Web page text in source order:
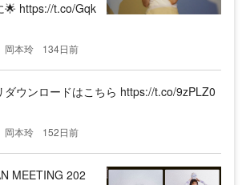
🌟 https://t.co/Gqk
岡本玲 134日前
ウンロードはこちら https://t.co/9zPLZ0
岡本玲 152日前
MEETING 202